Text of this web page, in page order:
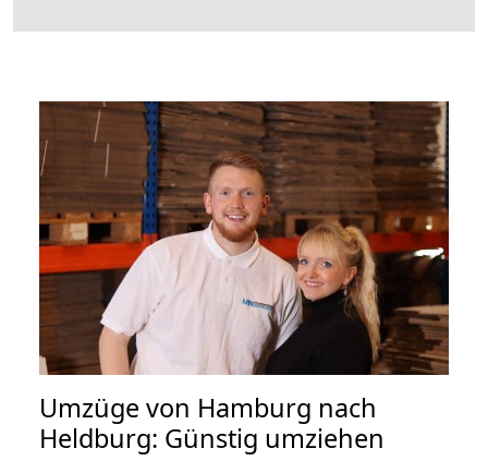
Umzüge von Hamburg nach
Heldburg: Günstig umziehen